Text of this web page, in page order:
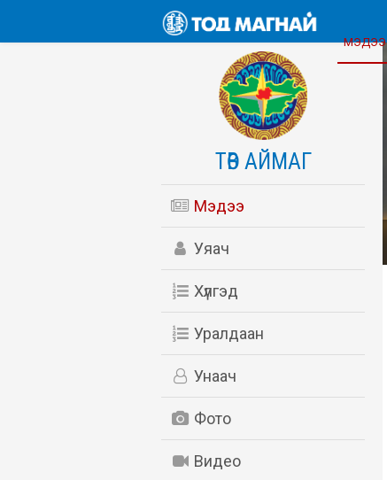
МЭДЭЭ
ТӨВ АЙМАГ
Мэдээ
Уяач
Хүлгэд
Уралдаан
Унаач
Фото
Видео